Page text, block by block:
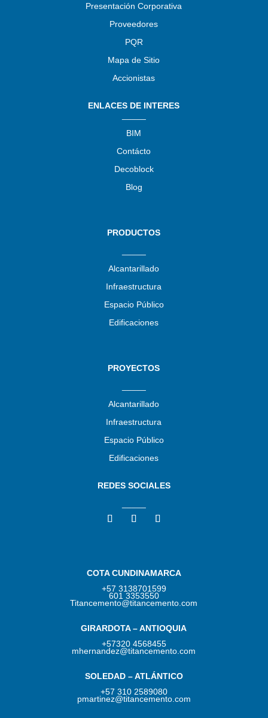
Presentación Corporativa
Proveedores
PQR
Mapa de Sitio
Accionistas
ENLACES DE INTERES
BIM
Contácto
Decoblock
Blog
PRODUCTOS
Alcantarillado
Infraestructura
Espacio Público
Edificaciones
PROYECTOS
Alcantarillado
Infraestructura
Espacio Público
Edificaciones
REDES SOCIALES
COTA CUNDINAMARCA
+57 3138701599
601 3353550
Titancemento@titancemento.com
GIRARDOTA – ANTIOQUIA
+57320 4568455
mhernandez@titancemento.com
SOLEDAD – ATLÁNTICO
+57 310 2589080
pmartinez@titancemento.com​